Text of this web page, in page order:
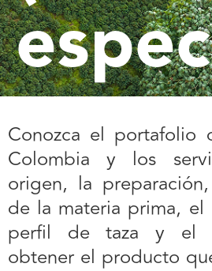
Conozca el portafolio
Colombia y los
origen, la
de la materia prima, el
perfil de taza y el
obtener el producto